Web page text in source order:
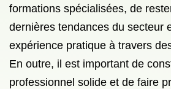
formations spécialisées, de
dernières tendances du secteur
expérience pratique à travers
En outre, il est important de
professionnel solide et de faire